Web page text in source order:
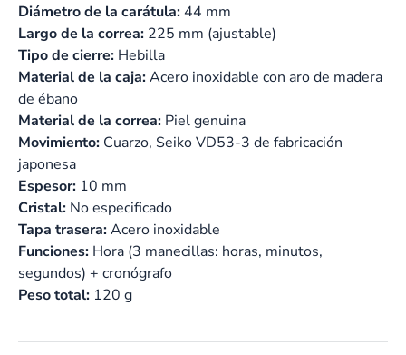
Diámetro de la carátula: 44 mm
Largo de la correa: 225 mm (ajustable)
Tipo de cierre: Hebilla
Material de la caja:Acero inoxidable con aro de madera
de ébano
Material de la correa: Piel genuina
Movimiento: Cuarzo, Seiko VD53-3 de fabricación
japonesa
Espesor: 10 mm
Cristal: No especificado
Tapa trasera:Acero inoxidable
Funciones: Hora (3 manecillas: horas, minutos,
segundos) + cronógrafo
Peso total: 120 g